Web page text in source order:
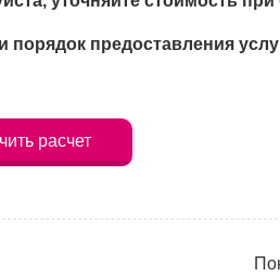
предоставления
расчет